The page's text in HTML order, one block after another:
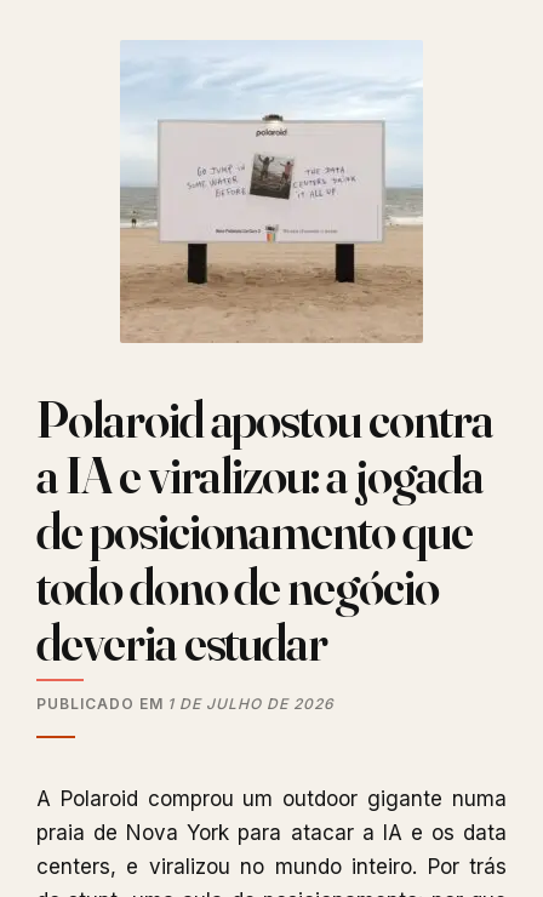
Polaroid apostou contra
a IA e viralizou: a jogada
de posicionamento que
todo dono de negócio
deveria estudar
PUBLICADO EM 1 DE JULHO DE 2026
A Polaroid comprou um outdoor gigante numa
praia de Nova York para atacar a IA e os data
centers, e viralizou no mundo inteiro. Por trás